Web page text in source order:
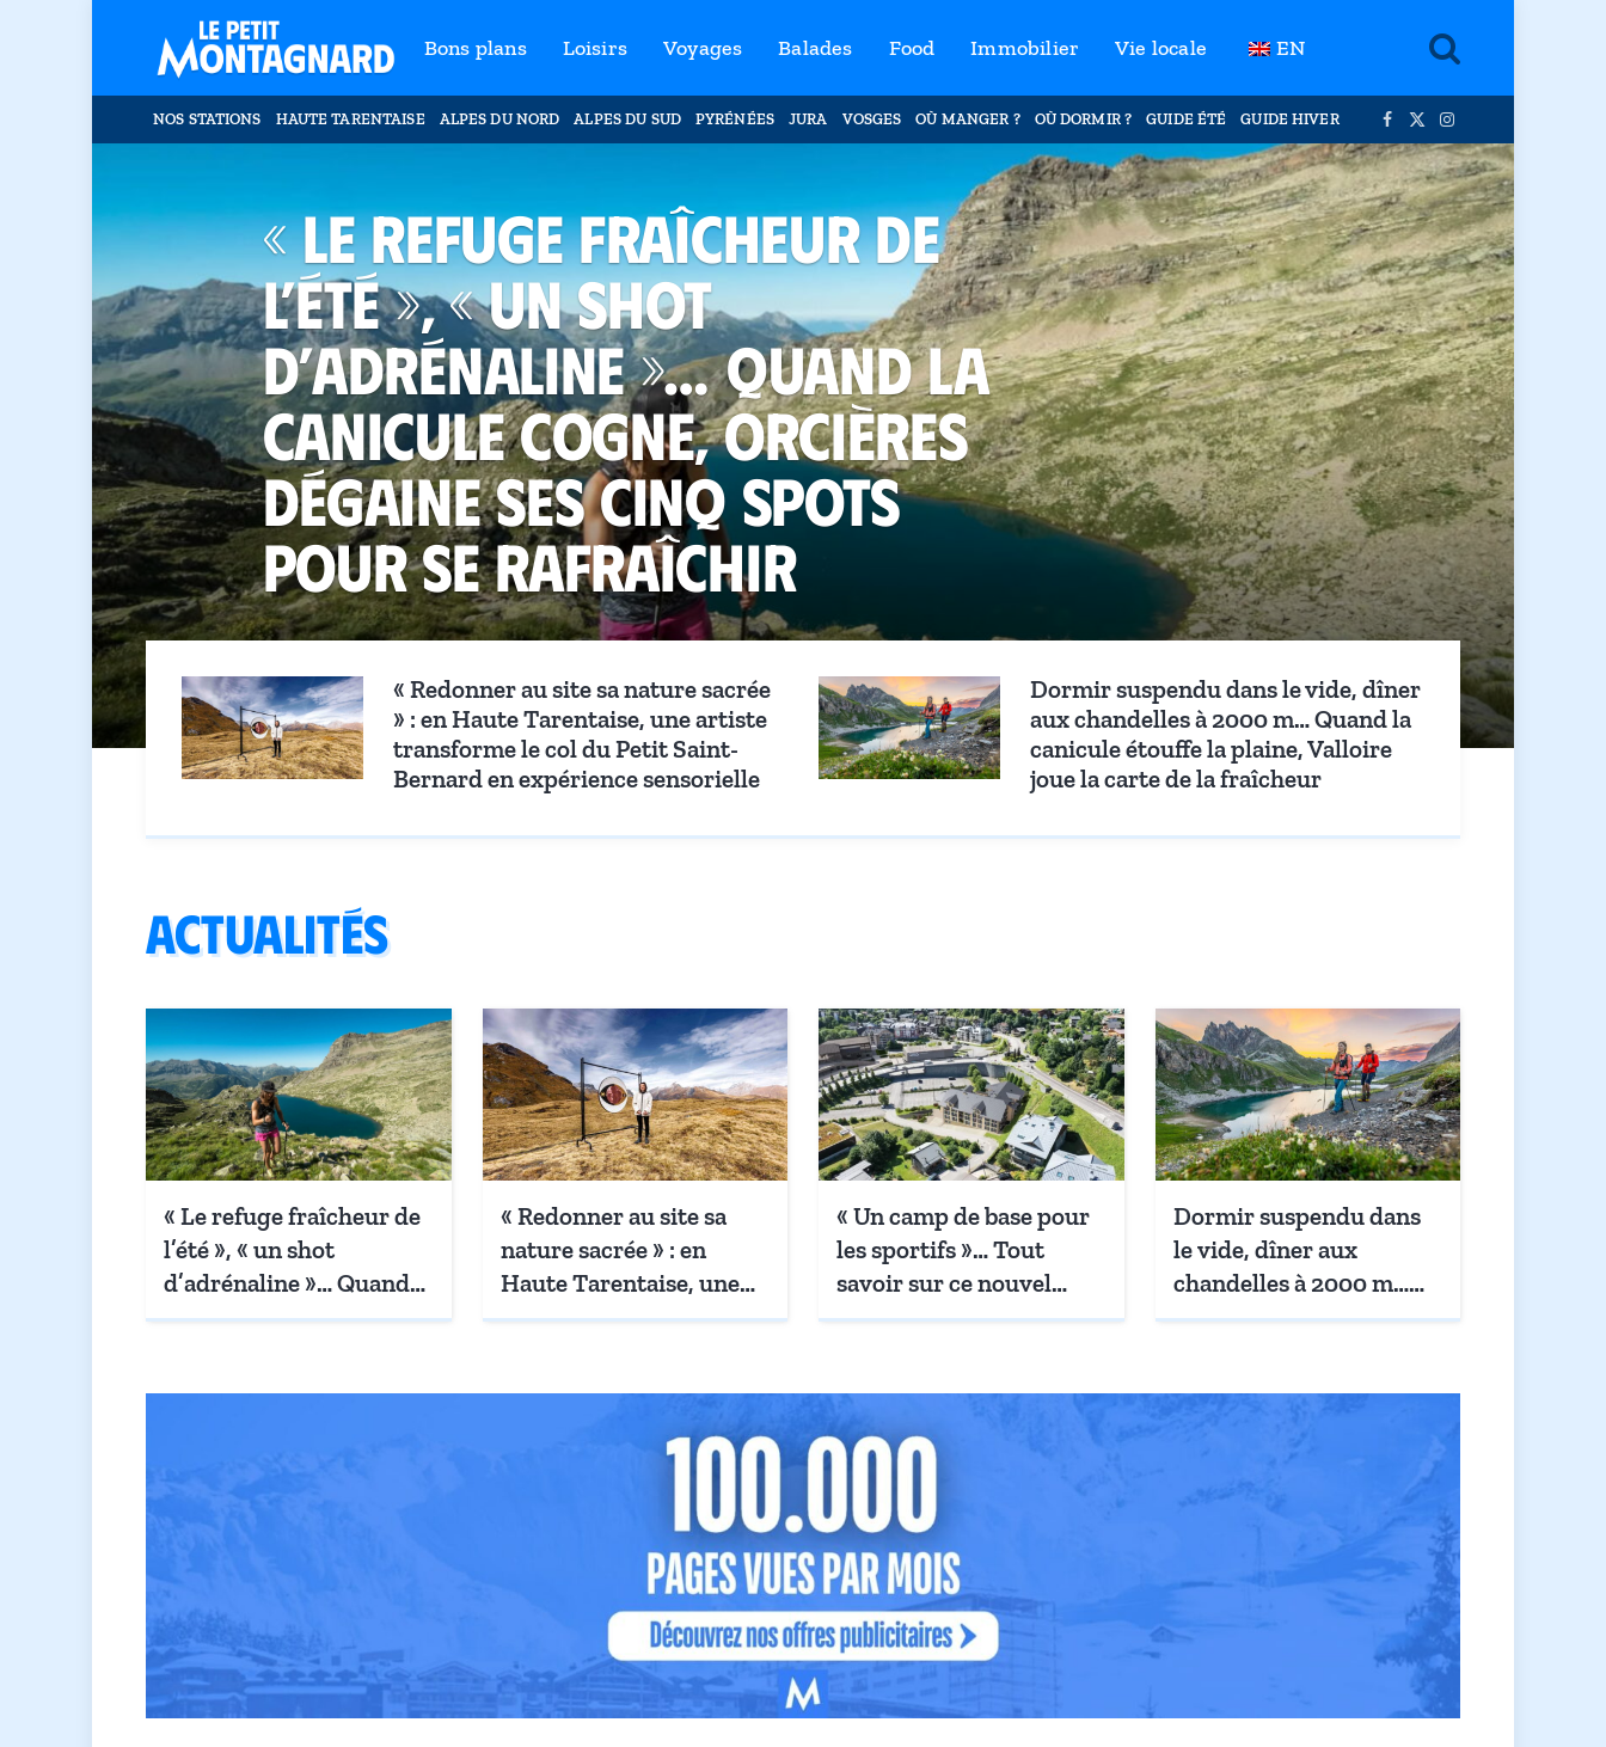
Bons plans Loisirs Voyages Balades Food Immobilier Vie locale EN
NOS STATIONS HAUTE TARENTAISE ALPES DU NORD ALPES DU SUD PYRÉNÉES JURA VOSGES OÙ MANGER ? OÙ DORMIR ? GUIDE ÉTÉ GUIDE HIVER
Facebook
X
(Twitter)
Instagram
« Le refuge fraîcheur de
l’été », « un shot
d’adrénaline »… Quand la
canicule cogne, Orcières
dégaine ses cinq spots
pour se rafraîchir
« Redonner au site sa nature sacrée
» : en Haute Tarentaise, une artiste
transforme le col du Petit Saint-
Bernard en expérience sensorielle
Dormir suspendu dans le vide, dîner
aux chandelles à 2000 m… Quand la
canicule étouffe la plaine, Valloire
joue la carte de la fraîcheur
ACTUALITÉS
« Le refuge fraîcheur de
l’été », « un shot
d’adrénaline »… Quand
la canicule cogne,
« Redonner au site sa
nature sacrée » : en
Haute Tarentaise, une
artiste transforme le col
« Un camp de base pour
les sportifs »… Tout
savoir sur ce nouvel
hôtel d’aventure qui sort
Dormir suspendu dans
le vide, dîner aux
chandelles à 2000 m…
Quand la canicule
fraîcheur